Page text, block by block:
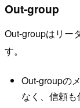
Out-group
Out-groupはリー
す。
Out-groupの
なく、信頼